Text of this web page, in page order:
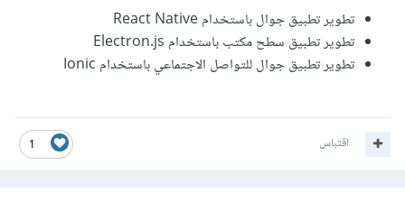
تطوير تطبيق جوال باستخدام React Native
تطوير تطبيق سطح مكتب باستخدام Electron.js
تطوير تطبيق جوال للتواصل الاجتماعي باستخدام Ionic
1 اقتباس